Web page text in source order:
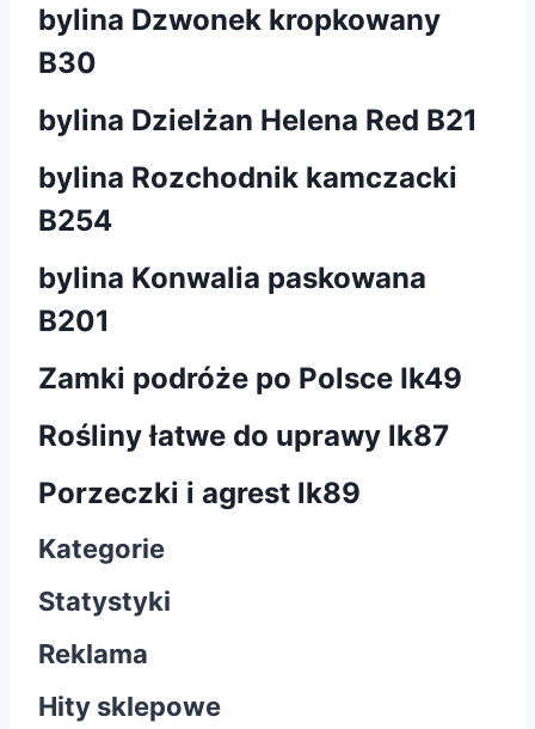
bylina Dzwonek kropkowany
B30
bylina Dzielżan Helena Red B21
bylina Rozchodnik kamczacki
B254
bylina Konwalia paskowana
B201
Zamki podróże po Polsce Ik49
Rośliny łatwe do uprawy lk87
Porzeczki i agrest lk89
Kategorie
Statystyki
Reklama
Hity sklepowe